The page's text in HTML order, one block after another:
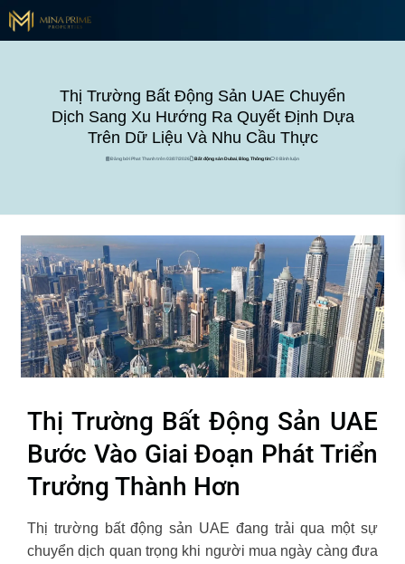
Thị Trường Bất Động Sản UAE Chuyển
Dịch Sang Xu Hướng Ra Quyết Định Dựa
Trên Dữ Liệu Và Nhu Cầu Thực
Đăng bởi Phat Thanh trên 03/07/2026 Bất động sản Dubai,Blog,Thông tin 0 Bình luận
Thị Trường Bất Động Sản UAE
Bước Vào Giai Đoạn Phát Triển
Trưởng Thành Hơn
Thị trường bất động sản UAE đang trải qua một sự
chuyển dịch quan trọng khi người mua ngày càng đưa